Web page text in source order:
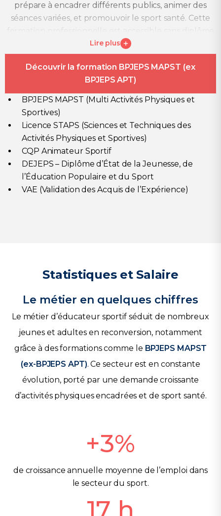
prépare à encadrer différents publics, animer des
séances variées, et promouvoir le sport santé. Cette
formation professionnelle est accessible sans diplôme
universitaire, et constitue une alternative concrète
aux études deSTAPS.
Lire plus
Découvrir la formation BPJEPS MAPST (ex
BPJEPS APT)
BPJEPS MAPST (Multi Activités Physiques et
Sportives)
Licence STAPS (Sciences et Techniques des
Activités Physiques et Sportives)
CQP Animateur Sportif
DEJEPS – Diplôme d’État de la Jeunesse, de
l’Éducation Populaire et du Sport
VAE (Validation des Acquis de l’Expérience)
Statistiques et Salaire
Le métier en quelques chiffres
Le métier d’éducateur sportif séduit de nombreux
jeunes et adultes en reconversion, notamment
grâce à des formations comme le BPJEPS MAPST
(ex-BPJEPS APT). Ce secteur est en constante
évolution, porté par une demande croissante
d’activités physiques encadrées et de sport santé.
+3%
de croissance annuelle moyenne de l’emploi dans
le secteur du sport.
17 h